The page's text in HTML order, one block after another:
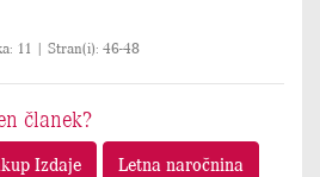
11 | Stran(i): 46-48
članek?
Izdaje Letna naročnina